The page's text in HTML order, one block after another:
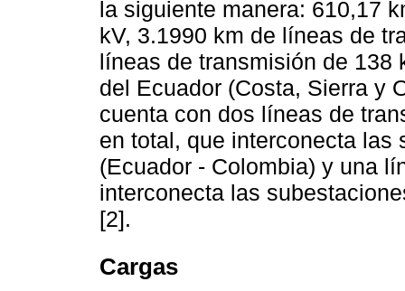
la siguiente manera: 610,17
kV, 3.1990 km de líneas de
líneas de transmisión de 138
del Ecuador (Costa, Sierra y
cuenta con dos líneas de
en total, que interconecta las
(Ecuador - Colombia) y una
interconecta las
[2].
Cargas